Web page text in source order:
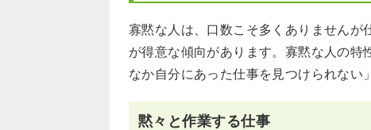
寡黙な人は、口数こそ多くありません
が得意な傾向があります。寡黙な人の
なか自分にあった仕事を見つけられない
黙々と作業する仕事